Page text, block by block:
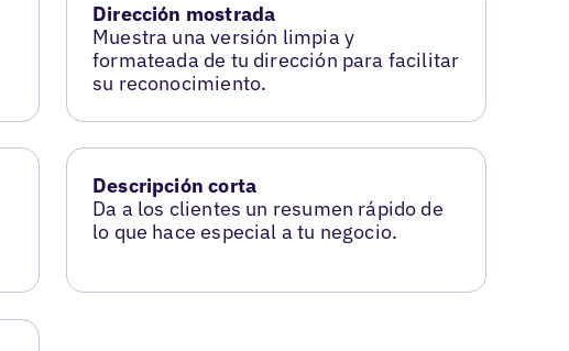
Dirección mostrada
Muestra una versión limpia y
formateada de tu dirección para facilitar
su reconocimiento.
Descripción corta
Da a los clientes un resumen rápido de
lo que hace especial a tu negocio.